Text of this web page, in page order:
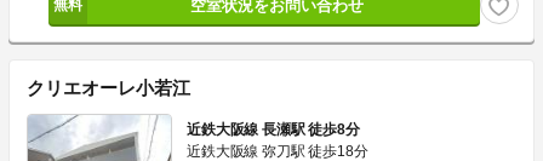
空室状況をお問い合わせ
クリエオーレ小若江
近鉄大阪線 長瀬駅 徒歩8分
近鉄大阪線 弥刀駅 徒歩18分